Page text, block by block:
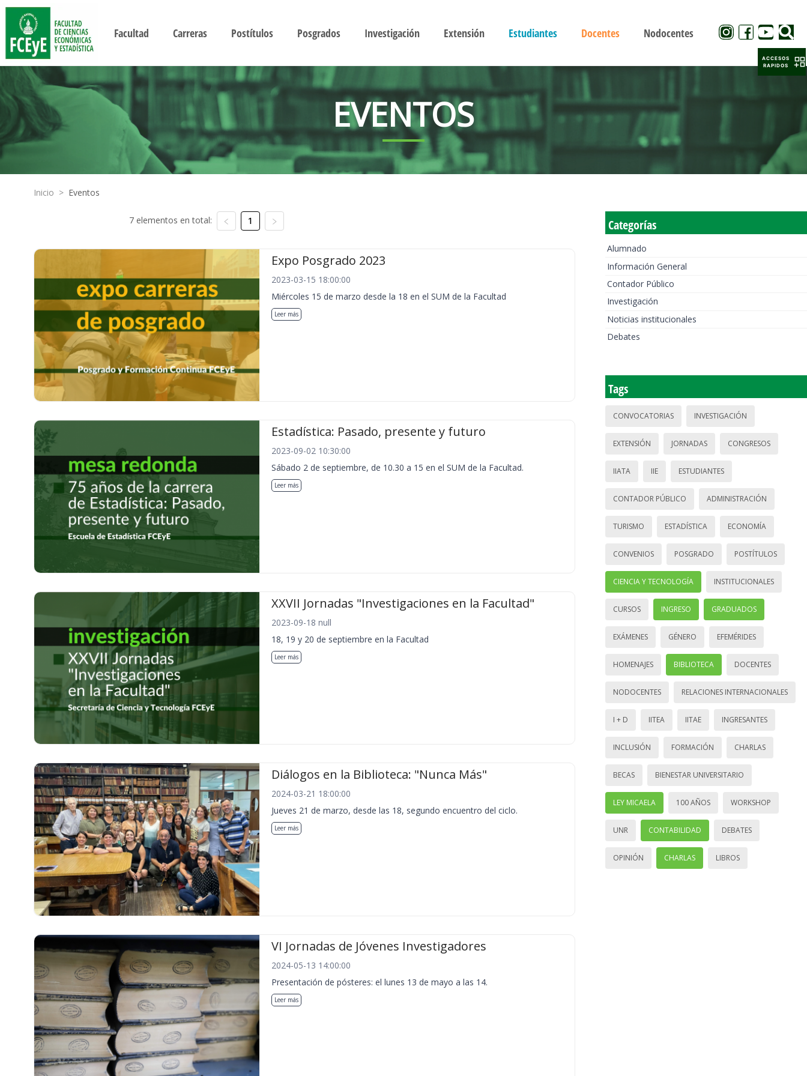
Facultad Carreras Postítulos Posgrados Investigación Extensión Estudiantes Docentes Nodocentes
EVENTOS
Inicio > Eventos
7 elementos en total: 1
Expo Posgrado 2023
2023-03-15 18:00:00
Miércoles 15 de marzo desde la 18 en el SUM de la Facultad
Leer más
Estadística: Pasado, presente y futuro
2023-09-02 10:30:00
Sábado 2 de septiembre, de 10.30 a 15 en el SUM de la Facultad.
Leer más
XXVII Jornadas "Investigaciones en la Facultad"
2023-09-18 null
18, 19 y 20 de septiembre en la Facultad
Leer más
Diálogos en la Biblioteca: "Nunca Más"
2024-03-21 18:00:00
Jueves 21 de marzo, desde las 18, segundo encuentro del ciclo.
Leer más
VI Jornadas de Jóvenes Investigadores
2024-05-13 14:00:00
Presentación de pósteres: el lunes 13 de mayo a las 14.
Leer más
Categorías
Alumnado
Información General
Contador Público
Investigación
Noticias institucionales
Debates
Tags
CONVOCATORIAS INVESTIGACIÓN
EXTENSIÓN JORNADAS CONGRESOS
IIATA IIE ESTUDIANTES
CONTADOR PÚBLICO ADMINISTRACIÓN
TURISMO ESTADÍSTICA ECONOMÍA
CONVENIOS POSGRADO POSTÍTULOS
CIENCIA Y TECNOLOGÍA INSTITUCIONALES
CURSOS INGRESO GRADUADOS
EXÁMENES GÉNERO EFEMÉRIDES
HOMENAJES BIBLIOTECA DOCENTES
NODOCENTES RELACIONES INTERNACIONALES
I + D IITEA IITAE INGRESANTES
INCLUSIÓN FORMACIÓN CHARLAS
BECAS BIENESTAR UNIVERSITARIO
LEY MICAELA 100 AÑOS WORKSHOP
UNR CONTABILIDAD DEBATES
OPINIÓN CHARLAS LIBROS
ACCESOS
RAPIDOS